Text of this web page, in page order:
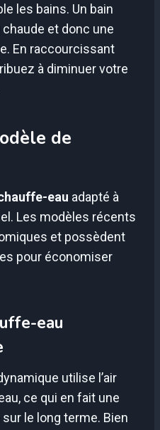
les bains. Un bain
chaude et donc une
En raccourcissant
à diminuer votre
de
eau adapté à
Les modèles récents
et possèdent
pour économiser
eau
utilise l’air
ce qui en fait une
le long terme. Bien